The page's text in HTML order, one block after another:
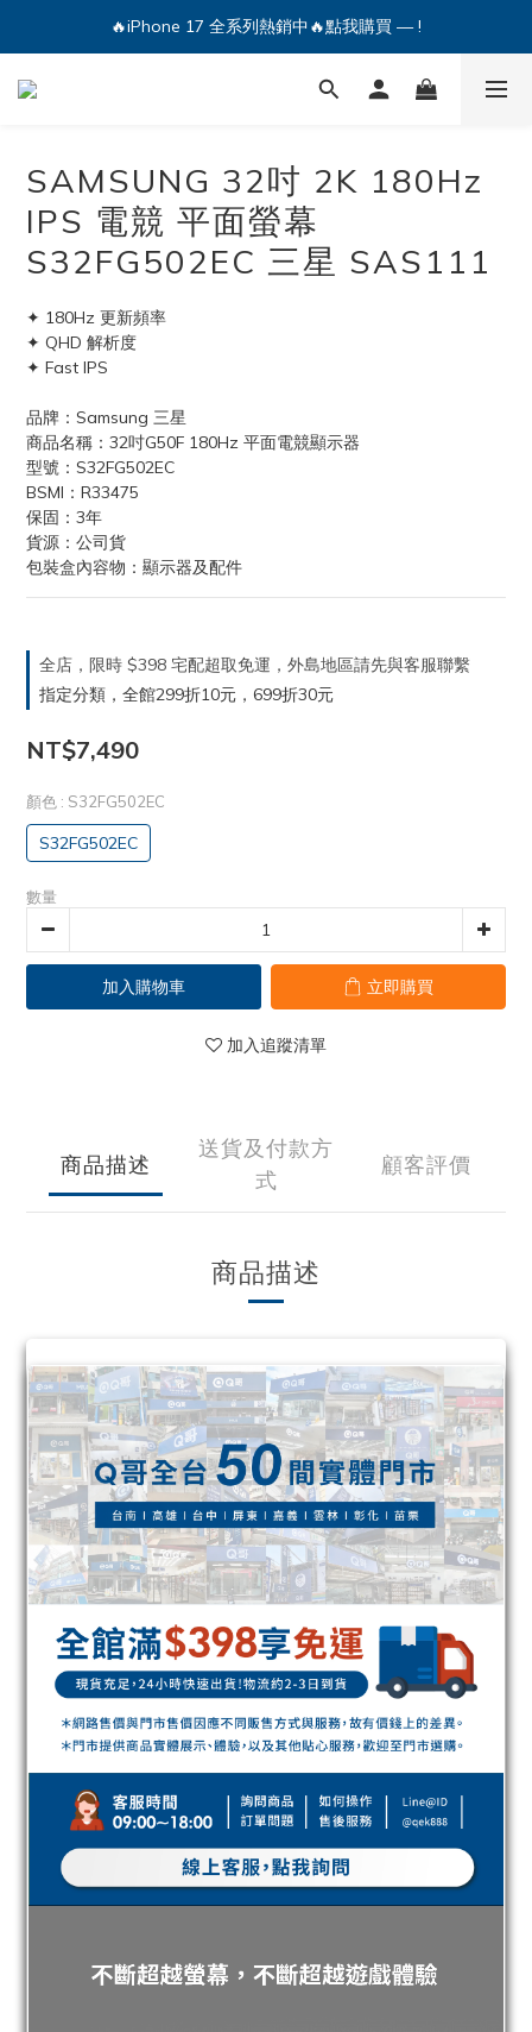
🔥iPhone 17 全系列熱銷中🔥點我購買 — !
💕加入Q哥 Line 新好友領優惠券！🎫
SAMSUNG 32吋 2K 180Hz
IPS 電競 平面螢幕
S32FG502EC 三星 SAS111
✦ 180Hz 更新頻率
✦ QHD 解析度
✦ Fast IPS
品牌：Samsung 三星
商品名稱：32吋G50F 180Hz 平面電競顯示器
型號：S32FG502EC
BSMI：R33475
保固：3年
貨源：公司貨
包裝盒內容物：顯示器及配件
全店，限時 $398 宅配超取免運，外島地區請先與客服聯繫
指定分類，全館299折10元，699折30元
NT$7,490
顏色 : S32FG502EC
S32FG502EC
數量
加入購物車 立即購買
加入追蹤清單
商品描述
送貨及付款方
式
顧客評價
商品描述